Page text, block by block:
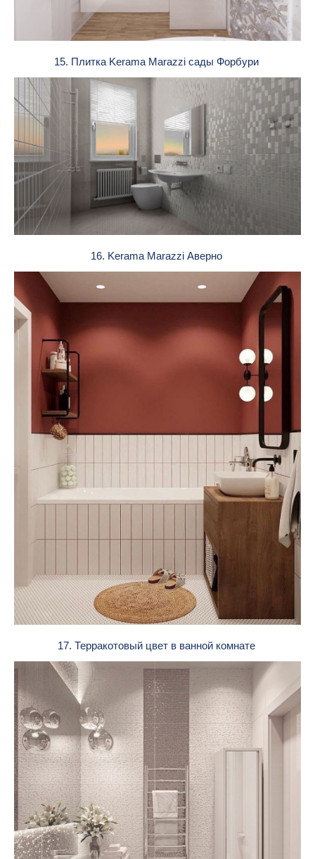
15. Плитка Kerama Marazzi сады Форбури
16. Kerama Marazzi Аверно
17. Терракотовый цвет в ванной комнате